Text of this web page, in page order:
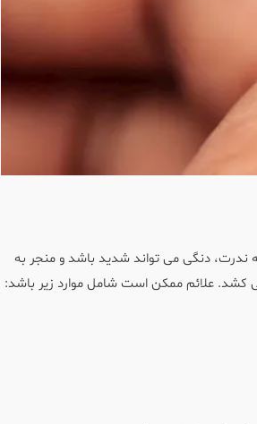
دارند و در عرض 1–2 هفته بهتر می شوند. به ندرت، دنگی می تواند شدید باشد و منجر به